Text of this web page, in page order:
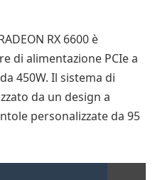
RX 6600 è
di alimentazione PCIe a
450W. Il sistema di
da un design a
personalizzate da 95